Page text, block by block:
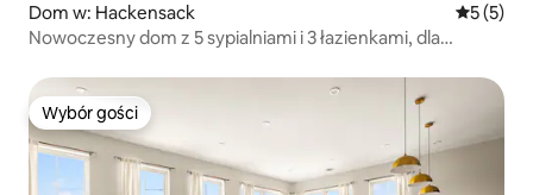
Dom w: Hackensack Średnia
5 (5)
Nowoczesny dom z 5 sypialniami i 3 łazienkami, dla
Wybór gości
Wybór gości